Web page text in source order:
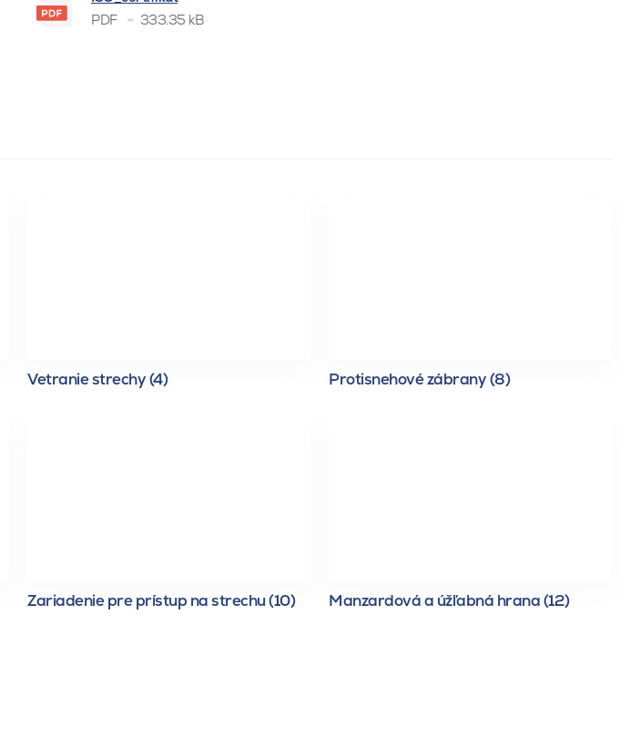
PDF
333.35 kB
Vetranie strechy (4) Protisnehové zábrany (8)
Zariadenie pre prístup na strechu (10) Manzardová a úžľabná hrana (12)